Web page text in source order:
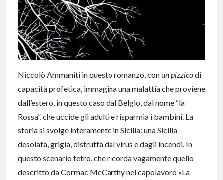
Niccolò Ammaniti in questo romanzo, conun pizzicodi
capacità profetica, immagina una malattia che proviene
dall’estero, in questo caso dal Belgio, dal nome “la
Rossa”, che uccide gli adulti e risparmia i bambini. La
storia si svolge interamente in Sicilia: una Sicilia
desolata, grigia, distrutta dal virus e dagli incendi. In
questo scenario tetro, che ricorda vagamente quello
descritto da Cormac McCarthy nel capolavoro «La